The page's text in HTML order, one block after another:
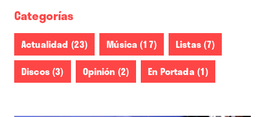
Categorías
Actualidad (23) Música (17)
Listas (7)
Discos (3)
Opinión (2) En Portada (1)